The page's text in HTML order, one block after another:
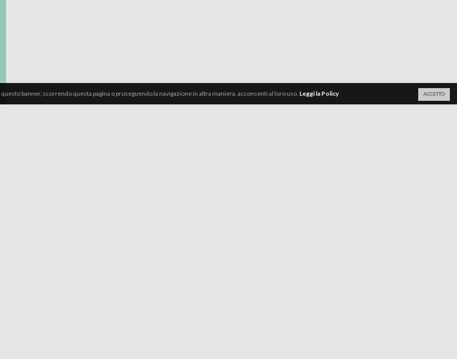
banner, scorrendo questa pagina o proseguendo la navigazione in altra maniera, acconsenti al loro uso. Leggi la Policy ACCETTO